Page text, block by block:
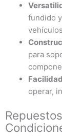
fundido
para
operar,